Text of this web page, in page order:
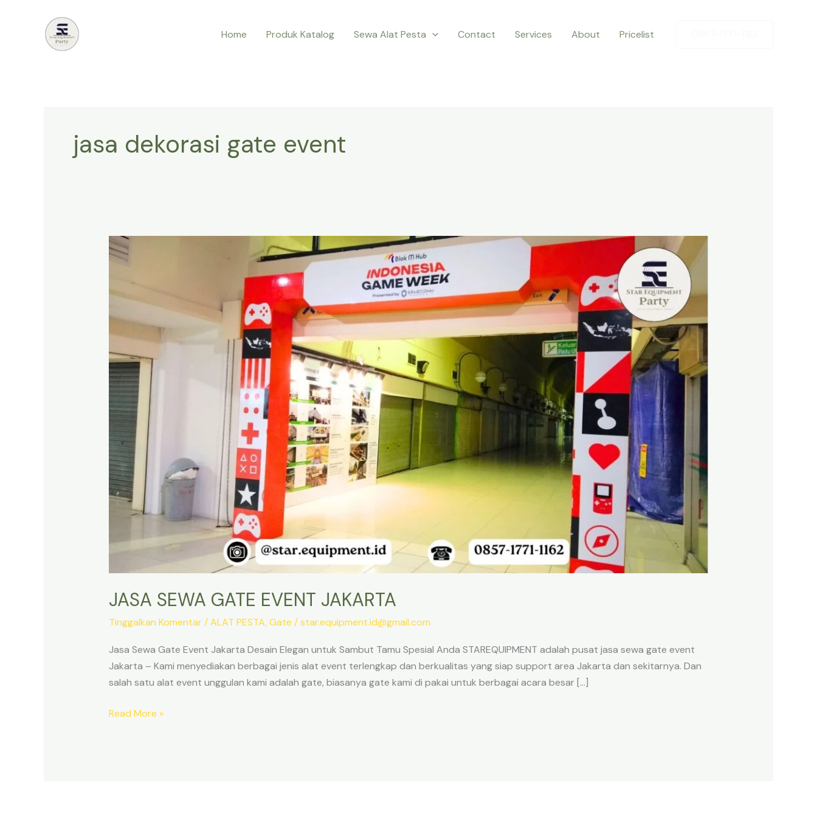
Home Produk Katalog Sewa Alat Pesta Contact Services About Pricelist
jasa dekorasi gate event
JASA SEWA GATE EVENT JAKARTA
Tinggalkan Komentar /ALAT PESTA,Gate /star.equipment.id@gmail.com
Jasa Sewa Gate Event Jakarta Desain Elegan untuk Sambut Tamu Spesial Anda STAREQUIPMENT adalah pusat jasa sewa gate event
Jakarta – Kami menyediakan berbagai jenis alat event terlengkap dan berkualitas yang siap support area Jakarta dan sekitarnya. Dan
salah satu alat event unggulan kami adalah gate, biasanya gate kami di pakai untuk berbagai acara besar […]
JASA
Read More »